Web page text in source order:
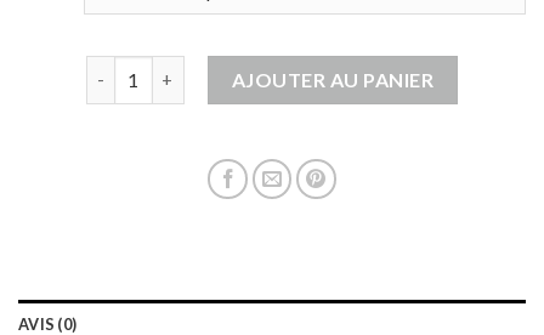
AJOUTER AU PANIER
AVIS (0)